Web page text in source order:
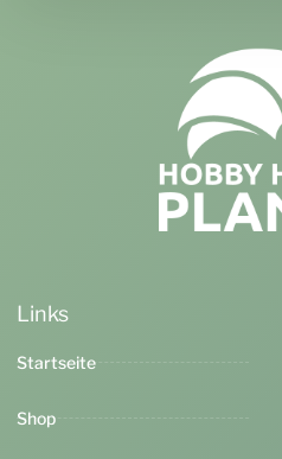
Links
Startseite
Shop